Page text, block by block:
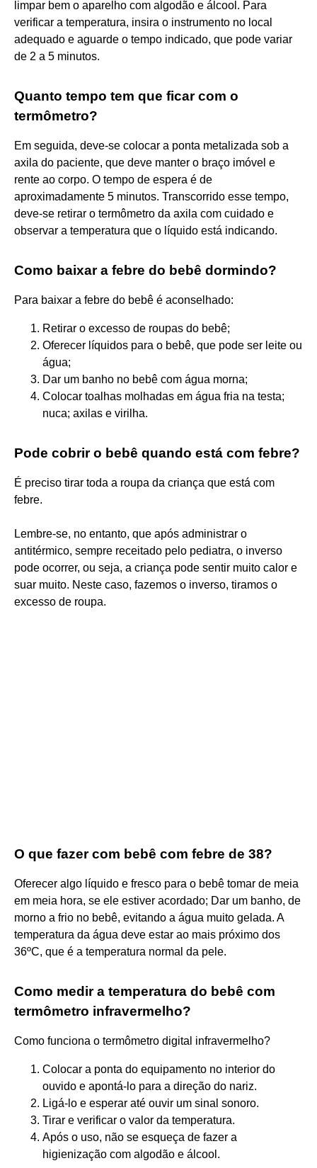
limpar bem o aparelho com algodão e álcool. Para
verificar a temperatura, insira o instrumento no local
adequado e aguarde o tempo indicado, que pode variar
de 2 a 5 minutos.
Quanto tempo tem que ficar com o
termômetro?
Em seguida, deve-se colocar a ponta metalizada sob a
axila do paciente, que deve manter o braço imóvel e
rente ao corpo. O tempo de espera é de
aproximadamente 5 minutos. Transcorrido esse tempo,
deve-se retirar o termômetro da axila com cuidado e
observar a temperatura que o líquido está indicando.
Como baixar a febre do bebê dormindo?
Para baixar a febre do bebê é aconselhado:
Retirar o excesso de roupas do bebê;
Oferecer líquidos para o bebê, que pode ser leite ou
água;
Dar um banho no bebê com água morna;
Colocar toalhas molhadas em água fria na testa;
nuca; axilas e virilha.
Pode cobrir o bebê quando está com febre?
É preciso tirar toda a roupa da criança que está com
febre.
Lembre-se, no entanto, que após administrar o
antitérmico, sempre receitado pelo pediatra, o inverso
pode ocorrer, ou seja, a criança pode sentir muito calor e
suar muito. Neste caso, fazemos o inverso, tiramos o
excesso de roupa.
O que fazer com bebê com febre de 38?
Oferecer algo líquido e fresco para o bebê tomar de meia
em meia hora, se ele estiver acordado; Dar um banho, de
morno a frio no bebê, evitando a água muito gelada. A
temperatura da água deve estar ao mais próximo dos
36ºC, que é a temperatura normal da pele.
Como medir a temperatura do bebê com
termômetro infravermelho?
Como funciona o termômetro digital infravermelho?
Colocar a ponta do equipamento no interior do
ouvido e apontá-lo para a direção do nariz.
Ligá-lo e esperar até ouvir um sinal sonoro.
Tirar e verificar o valor da temperatura.
Após o uso, não se esqueça de fazer a
higienização com algodão e álcool.